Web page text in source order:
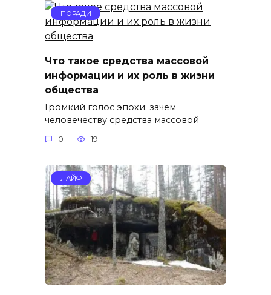
ПОРАДИ
Что такое средства массовой
информации и их роль в жизни
общества
Громкий голос эпохи: зачем
человечеству средства массовой
0 19
ЛАЙФ